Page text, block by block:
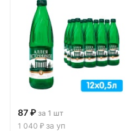
87 ₽ за 1 шт
1 040 ₽ за уп